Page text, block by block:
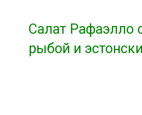
Салат Рафаэлло
рыбой и